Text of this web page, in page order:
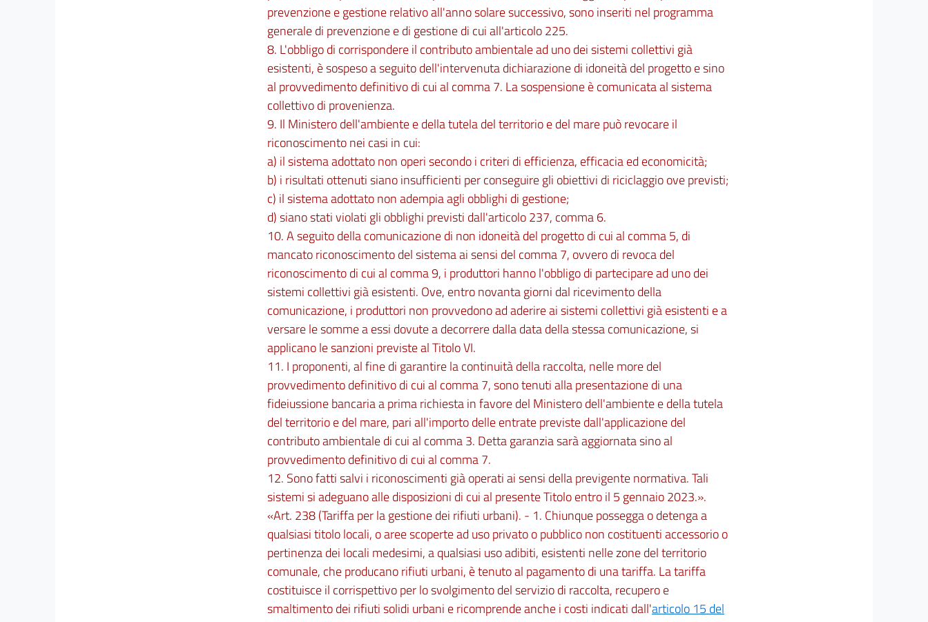
prevenzione e gestione relativo all'anno solare successivo, sono inseriti nel programma
generale di prevenzione e di gestione di cui all'articolo 225.
8. L'obbligo di corrispondere il contributo ambientale ad uno dei sistemi collettivi già
esistenti, è sospeso a seguito dell'intervenuta dichiarazione di idoneità del progetto e sino
al provvedimento definitivo di cui al comma 7. La sospensione è comunicata al sistema
collettivo di provenienza.
9. Il Ministero dell'ambiente e della tutela del territorio e del mare può revocare il
riconoscimento nei casi in cui:
a) il sistema adottato non operi secondo i criteri di efficienza, efficacia ed economicità;
b) i risultati ottenuti siano insufficienti per conseguire gli obiettivi di riciclaggio ove previsti;
c) il sistema adottato non adempia agli obblighi di gestione;
d) siano stati violati gli obblighi previsti dall'articolo 237, comma 6.
10. A seguito della comunicazione di non idoneità del progetto di cui al comma 5, di
mancato riconoscimento del sistema ai sensi del comma 7, ovvero di revoca del
riconoscimento di cui al comma 9, i produttori hanno l'obbligo di partecipare ad uno dei
sistemi collettivi già esistenti. Ove, entro novanta giorni dal ricevimento della
comunicazione, i produttori non provvedono ad aderire ai sistemi collettivi già esistenti e a
versare le somme a essi dovute a decorrere dalla data della stessa comunicazione, si
applicano le sanzioni previste al Titolo VI.
11. I proponenti, al fine di garantire la continuità della raccolta, nelle more del
provvedimento definitivo di cui al comma 7, sono tenuti alla presentazione di una
fideiussione bancaria a prima richiesta in favore del Ministero dell'ambiente e della tutela
del territorio e del mare, pari all'importo delle entrate previste dall'applicazione del
contributo ambientale di cui al comma 3. Detta garanzia sarà aggiornata sino al
provvedimento definitivo di cui al comma 7.
12. Sono fatti salvi i riconoscimenti già operati ai sensi della previgente normativa. Tali
sistemi si adeguano alle disposizioni di cui al presente Titolo entro il 5 gennaio 2023.».
«Art. 238 (Tariffa per la gestione dei rifiuti urbani). - 1. Chiunque possegga o detenga a
qualsiasi titolo locali, o aree scoperte ad uso privato o pubblico non costituenti accessorio o
pertinenza dei locali medesimi, a qualsiasi uso adibiti, esistenti nelle zone del territorio
comunale, che producano rifiuti urbani, è tenuto al pagamento di una tariffa. La tariffa
costituisce il corrispettivo per lo svolgimento del servizio di raccolta, recupero e
smaltimento dei rifiuti solidi urbani e ricomprende anche i costi indicati dall'articolo 15 del